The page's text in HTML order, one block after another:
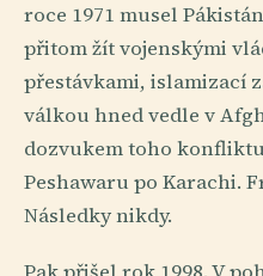
roce 1971 musel
přitom žít vojenskými
přestávkami, islamizací
válkou hned vedle v
dozvukem toho
Peshawaru po Karachi.
Následky nikdy.